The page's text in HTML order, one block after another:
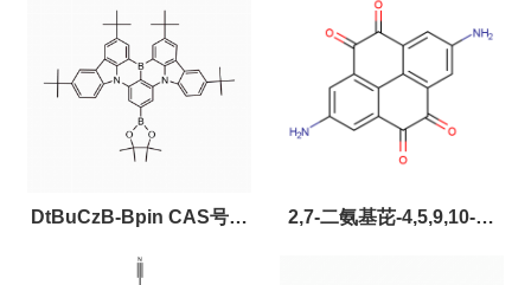
DtBuCzB-Bpin CAS号：
2643331-97-7
2,7-二氨基芘-4,5,9,10-四